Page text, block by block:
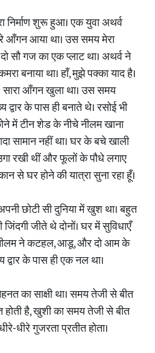
शुरू हुआ। एक युवा अथर्व
आँगन आया था। उस समय मेरा
सौ गज का एक प्लाट था। अथर्व ने
बनाया था। हाँ, मुझे पक्का याद है।
आँगन खुला था। उस समय
के पास ही बनाते थे। रसोई भी
में टीन शेड के नीचे नीलम खाना
सामान नहीं था। घर के बचे खाली
रखी थीं और फूलों के पौधे लगाए
घर होने की यात्रा सुना रहा हूँ।
छोटी सी दुनिया में खुश था। बहुत
जीते थे दोनों। घर में सुविधाएँ
ने कटहल, आडू, और दो आम के
के पास ही एक नल था।
का साक्षी था। समय तेजी से बीत
है, खुशी का समय तेजी से बीत
धीरे गुजरता प्रतीत होता।